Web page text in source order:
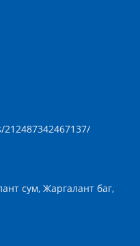
сум, Жаргалант баг,